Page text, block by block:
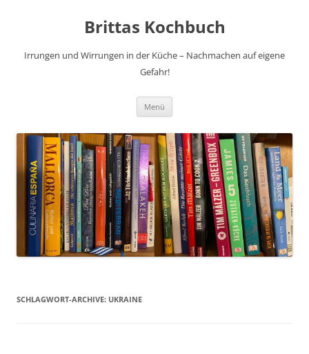
Brittas Kochbuch
Irrungen und Wirrungen in der Küche – Nachmachen auf eigene
Gefahr!
Menü
SCHLAGWORT-ARCHIVE: UKRAINE